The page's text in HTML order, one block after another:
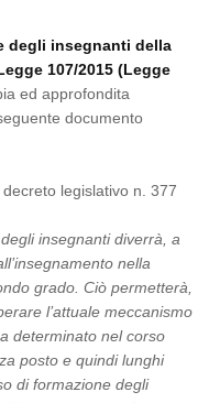
degli insegnanti della
107/2015 (Legge
ed approfondita
documento
legislativo n. 377
insegnanti diverrà, a
nella
grado. Ciò permetterà,
l’attuale meccanismo
determinato nel corso
posto e quindi lunghi
di formazione degli